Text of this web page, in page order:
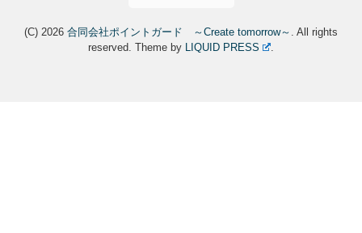
(C) 2026 合同会社ポイントガード ～Create tomorrow～ . All rights
reserved.Theme by LIQUID PRESS .